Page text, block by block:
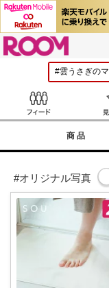
商品
#オリジナル写真